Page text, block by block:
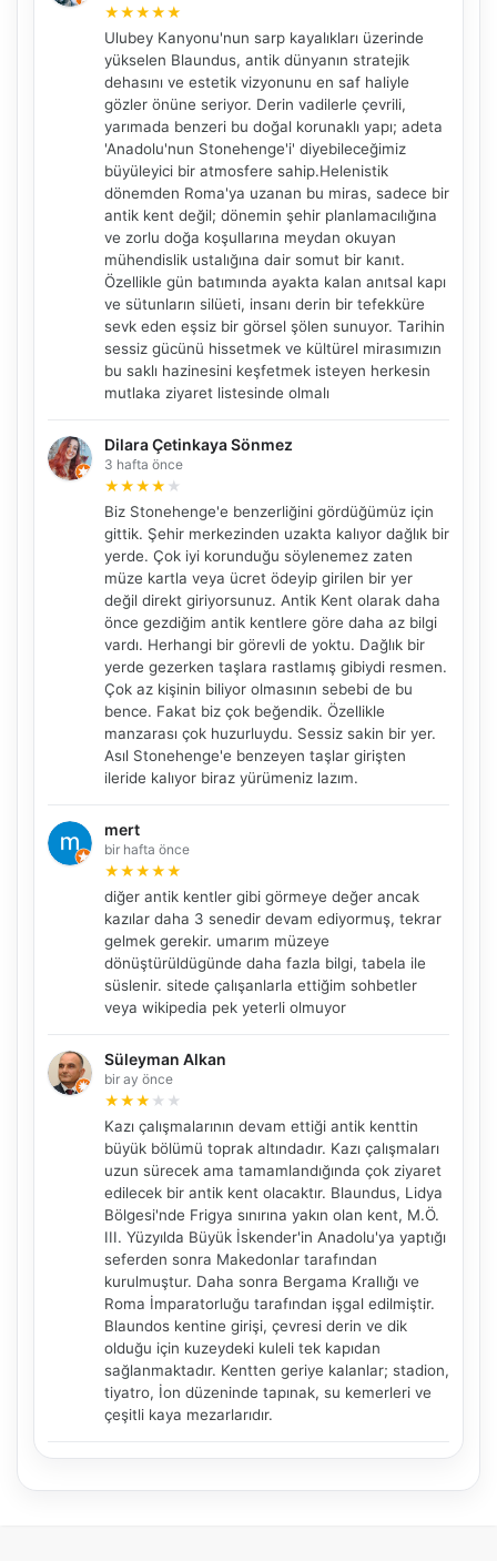
★★★★★
Ulubey Kanyonu'nun sarp kayalıkları üzerinde
yükselen Blaundus, antik dünyanın stratejik
dehasını ve estetik vizyonunu en saf haliyle
gözler önüne seriyor. Derin vadilerle çevrili,
yarımada benzeri bu doğal korunaklı yapı; adeta
'Anadolu'nun Stonehenge'i' diyebileceğimiz
büyüleyici bir atmosfere sahip. ​Helenistik
dönemden Roma'ya uzanan bu miras, sadece bir
antik kent değil; dönemin şehir planlamacılığına
ve zorlu doğa koşullarına meydan okuyan
mühendislik ustalığına dair somut bir kanıt.
Özellikle gün batımında ayakta kalan anıtsal kapı
ve sütunların silüeti, insanı derin bir tefekküre
sevk eden eşsiz bir görsel şölen sunuyor. Tarihin
sessiz gücünü hissetmek ve kültürel mirasımızın
bu saklı hazinesini keşfetmek isteyen herkesin
mutlaka ziyaret listesinde olmalı
Dilara Çetinkaya Sönmez
3 hafta önce
★★★★ ★
Biz Stonehenge'e benzerliğini gördüğümüz için
gittik. Şehir merkezinden uzakta kalıyor dağlık bir
yerde. Çok iyi korunduğu söylenemez zaten
müze kartla veya ücret ödeyip girilen bir yer
değil direkt giriyorsunuz. Antik Kent olarak daha
önce gezdiğim antik kentlere göre daha az bilgi
vardı. Herhangi bir görevli de yoktu. Dağlık bir
yerde gezerken taşlara rastlamış gibiydi resmen.
Çok az kişinin biliyor olmasının sebebi de bu
bence. Fakat biz çok beğendik. Özellikle
manzarası çok huzurluydu. Sessiz sakin bir yer.
Asıl Stonehenge'e benzeyen taşlar girişten
ileride kalıyor biraz yürümeniz lazım.
mert
bir hafta önce
★★★★★
diğer antik kentler gibi görmeye değer ancak
kazılar daha 3 senedir devam ediyormuş, tekrar
gelmek gerekir. umarım müzeye
dönüştürüldügünde daha fazla bilgi, tabela ile
süslenir. sitede çalışanlarla ettiğim sohbetler
veya wikipedia pek yeterli olmuyor
Süleyman Alkan
bir ay önce
★★★ ★ ★
Kazı çalışmalarının devam ettiği antik kenttin
büyük bölümü toprak altındadır. Kazı çalışmaları
uzun sürecek ama tamamlandığında çok ziyaret
edilecek bir antik kent olacaktır. Blaundus, Lidya
Bölgesi'nde Frigya sınırına yakın olan kent, M.Ö.
III. Yüzyılda Büyük İskender'in Anadolu'ya yaptığı
seferden sonra Makedonlar tarafından
kurulmuştur. Daha sonra Bergama Krallığı ve
Roma İmparatorluğu tarafından işgal edilmiştir.
Blaundos kentine girişi, çevresi derin ve dik
olduğu için kuzeydeki kuleli tek kapıdan
sağlanmaktadır. Kentten geriye kalanlar; stadion,
tiyatro, İon düzeninde tapınak, su kemerleri ve
çeşitli kaya mezarlarıdır.
NBY Akıllı Asistan
AI kullanmadan, sitedeki gerçek yerlerle akıllı rota
🧭 Rehber ⭐ Popüler ✨ İlk kez gelen
🏛️ Tarihi 🌿 Doğa
🚶 Yürüyüş